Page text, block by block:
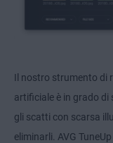
Il nostro strumento di
artificiale è in grado
gli scatti con scarsa
eliminarli. AVG